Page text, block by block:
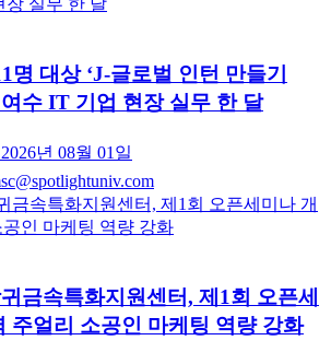
명 대상 ‘J-글로벌 인턴 만들기
수 IT 기업 현장 실무 한 달
2026년 08월 01일
금속특화지원센터, 제1회 오픈세
얼리 소공인 마케팅 역량 강화